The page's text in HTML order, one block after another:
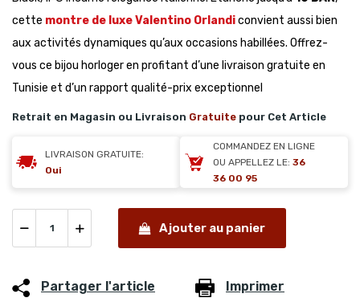
cette montre de luxe Valentino Orlandiconvient aussi bien
aux activités dynamiques qu’aux occasions habillées. Offrez-
vous ce bijou horloger en profitant d’une livraison gratuite en
Tunisie et d’un rapport qualité-prix exceptionnel
Retrait en Magasin ou Livraison Gratuite pour Cet Article
LIVRAISON GRATUITE:
Oui
COMMANDEZ EN LIGNE
OU APPELLEZ LE: 36
36 00 95
Ajouter au panier
Partager l'article Imprimer